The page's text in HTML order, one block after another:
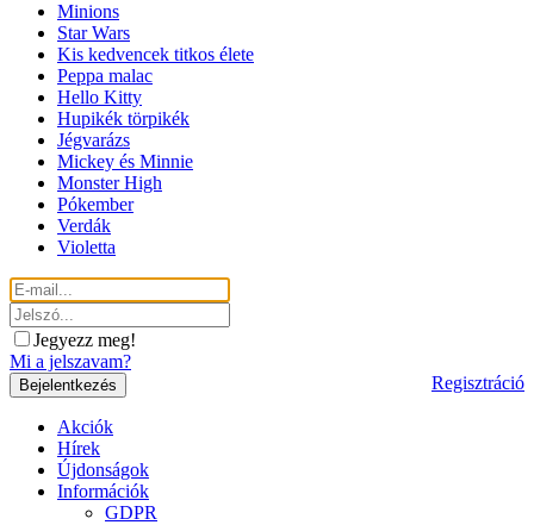
Minions
Star Wars
Kis kedvencek titkos élete
Peppa malac
Hello Kitty
Hupikék törpikék
Jégvarázs
Mickey és Minnie
Monster High
Pókember
Verdák
Violetta
Jegyezz meg!
Mi a jelszavam?
Regisztráció
Akciók
Hírek
Újdonságok
Információk
GDPR